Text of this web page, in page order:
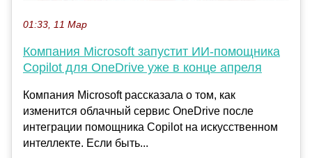
01:33, 11 Мар
Компания Microsoft запустит ИИ-помощника
Copilot для OneDrive уже в конце апреля
Компания Microsoft рассказала о том, как
изменится облачный сервис OneDrive после
интеграции помощника Copilot на искусственном
интеллекте. Если быть...